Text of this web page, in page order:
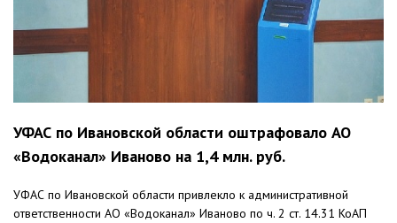
УФАС по Ивановской области оштрафовало АО
«Водоканал» Иваново на 1,4 млн. руб.
УФАС по Ивановской области привлекло к административной
ответственности АО «Водоканал» Иваново по ч. 2 ст. 14.31 КоАП